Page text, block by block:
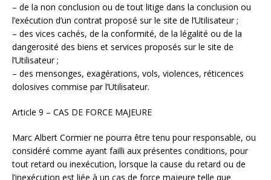
– de la non conclusion ou de tout litige dans la conclusion ou
l’exécution d’un contrat proposé sur le site de l’Utilisateur ;
– des vices cachés, de la conformité, de la légalité ou de la
dangerosité des biens et services proposés sur le site de
l’Utilisateur ;
– des mensonges, exagérations, vols, violences, réticences
dolosives commise par l’Utilisateur.
Article 9 – CAS DE FORCE MAJEURE
Marc Albert Cormier ne pourra être tenu pour responsable, ou
considéré comme ayant failli aux présentes conditions, pour
tout retard ou inexécution, lorsque la cause du retard ou de
l’inexécution est liée à un cas de force majeure telle que